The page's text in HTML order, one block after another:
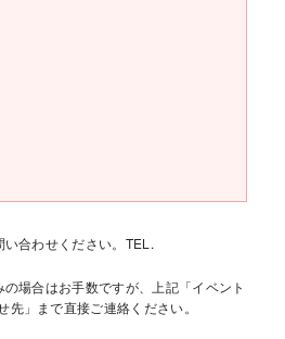
合わせください。TEL.
場合はお手数ですが、上記「イベント
先」まで直接ご連絡ください。